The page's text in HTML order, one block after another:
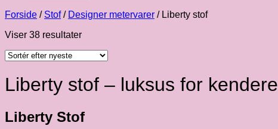
Forside / Stof / Designer metervarer /Liberty stof
Viser 38 resultaterSorteret
seneste
Liberty stof – luksus for kendere
Liberty Stof